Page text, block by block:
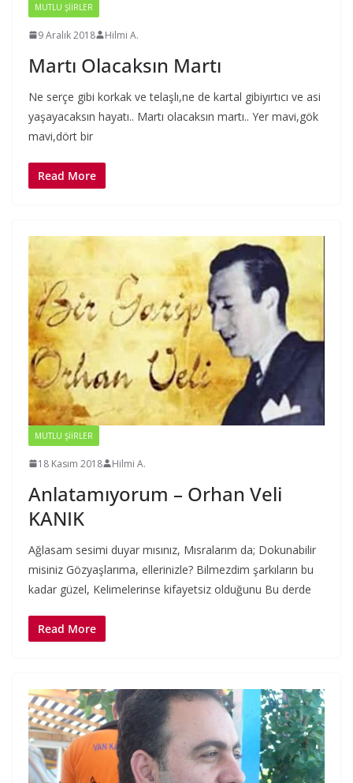
MUTLU ŞIIRLER
9 Aralık 2018 Hilmi A.
Martı Olacaksın Martı
Ne serçe gibi korkak ve telaşlı,ne de kartal gibiyırtıcı ve asi
yaşayacaksın hayatı.. Martı olacaksın martı.. Yer mavi,gök
mavi,dört bir
Read More
MUTLU ŞIIRLER
18 Kasım 2018 Hilmi A.
Anlatamıyorum – Orhan Veli
KANIK
Ağlasam sesimi duyar mısınız, Mısralarım da; Dokunabilir
misiniz Gözyaşlarıma, ellerinizle? Bilmezdim şarkıların bu
kadar güzel, Kelimelerinse kifayetsiz olduğunu Bu derde
Read More